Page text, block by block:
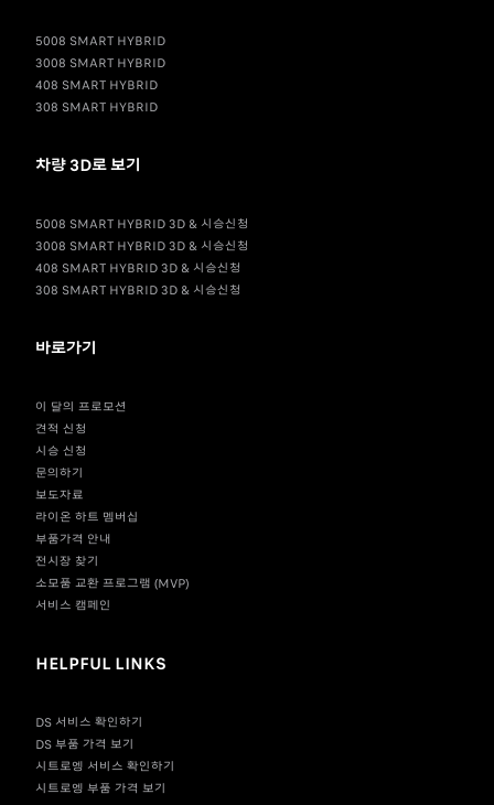
5008 SMART HYBRID
3008 SMART HYBRID
408 SMART HYBRID
308 SMART HYBRID
차량 3D로 보기
5008 SMART HYBRID 3D & 시승신청
3008 SMART HYBRID 3D & 시승신청
408 SMART HYBRID 3D & 시승신청
308 SMART HYBRID 3D & 시승신청
바로가기
이 달의 프로모션
견적 신청
시승 신청
문의하기
보도자료
라이온 하트 멤버십
부품가격 안내
전시장 찾기
소모품 교환 프로그램 (MVP)
서비스 캠페인
HELPFUL LINKS
DS 서비스 확인하기
DS 부품 가격 보기
시트로엥 서비스 확인하기
시트로엥 부품 가격 보기